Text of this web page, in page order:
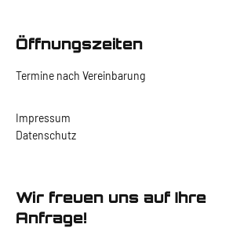
Öffnungszeiten
Termine nach Vereinbarung
Impressum
Datenschutz
Wir freuen uns auf Ihre
Anfrage!